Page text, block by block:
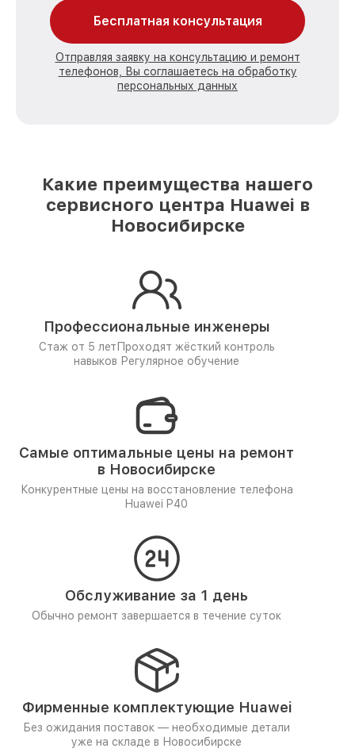
Бесплатная консультация
Отправляя заявку на консультацию и ремонт
телефонов, Вы соглашаетесь на обработку
персональных данных
Какие преимущества нашего
сервисного центра Huawei в
Новосибирске
Профессиональные инженеры
Стаж от 5 лет Проходят жёсткий контроль
навыков Регулярное обучение
Самые оптимальные цены на ремонт
в Новосибирске
Конкурентные цены на восстановление телефона
Huawei P40
Обслуживание за 1 день
Обычно ремонт завершается в течение суток
Фирменные комплектующие Huawei
Без ожидания поставок — необходимые детали
уже на складе в Новосибирске